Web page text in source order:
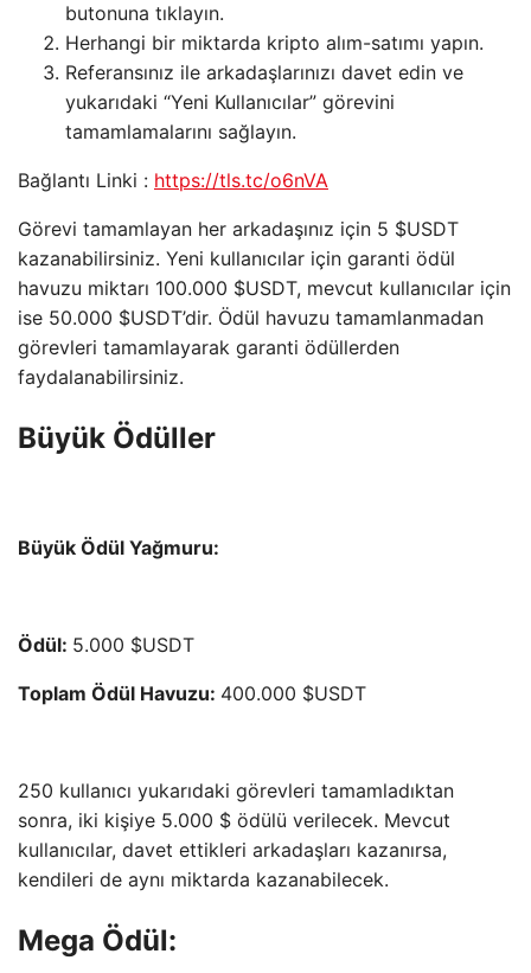
butonuna tıklayın.
Herhangi bir miktarda kripto alım-satımı yapın.
Referansınız ile arkadaşlarınızı davet edin ve
yukarıdaki “Yeni Kullanıcılar” görevini
tamamlamalarını sağlayın.
Bağlantı Linki : https://tls.tc/o6nVA
Görevi tamamlayan her arkadaşınız için 5 $USDT
kazanabilirsiniz. Yeni kullanıcılar için garanti ödül
havuzu miktarı 100.000 $USDT, mevcut kullanıcılar için
ise 50.000 $USDT’dir. Ödül havuzu tamamlanmadan
görevleri tamamlayarak garanti ödüllerden
faydalanabilirsiniz.
Büyük Ödüller
Büyük Ödül Yağmuru:
Ödül: 5.000 $USDT
Toplam Ödül Havuzu: 400.000 $USDT
250 kullanıcı yukarıdaki görevleri tamamladıktan
sonra, iki kişiye 5.000 $ ödülü verilecek. Mevcut
kullanıcılar, davet ettikleri arkadaşları kazanırsa,
kendileri de aynı miktarda kazanabilecek.
Mega Ödül: